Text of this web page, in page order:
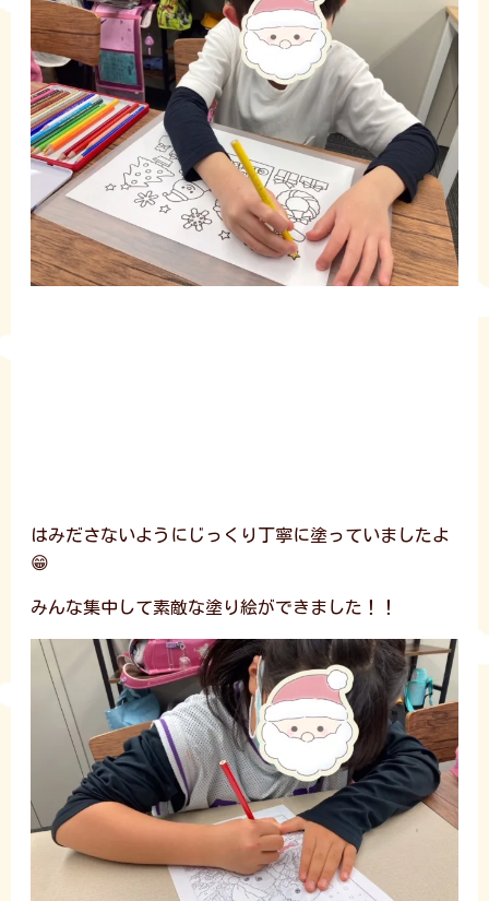
はみださないようにじっくり丁寧に塗っていましたよ
😁
みんな集中して素敵な塗り絵ができました！！